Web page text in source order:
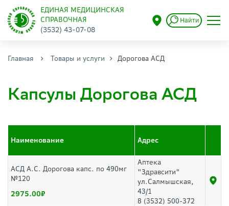
ЕДИНАЯ МЕДИЦИНСКАЯ
СПРАВОЧНАЯ
(3532) 43-07-08
Найти
Главная Товары и услуги Дорогова АСД
Капсулы Дорогова АСД
Наименование Адрес
АСД А.С. Дорогова капс. по 490мг
№120
2975.00
Аптека
"Здравсити"
ул.Салмышская,
43/1
8 (3532) 500-372